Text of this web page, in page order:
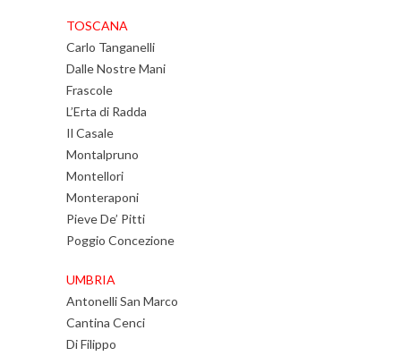
TOSCANA
Carlo Tanganelli
Dalle Nostre Mani
Frascole
L’Erta di Radda
Il Casale
Montalpruno
Montellori
Monteraponi
Pieve De’ Pitti
Poggio Concezione
UMBRIA
Antonelli San Marco
Cantina Cenci
Di Filippo